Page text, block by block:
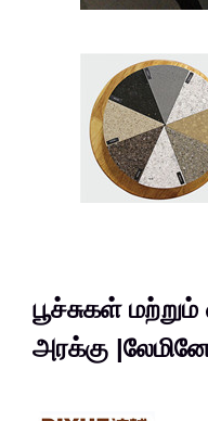
பூச்சுகள்
அரக்கு